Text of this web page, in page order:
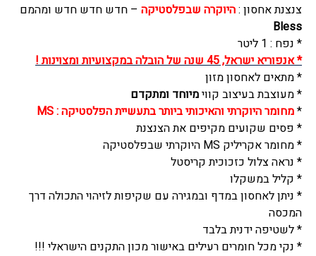
קריסטל,
1
ליטר,
דגם
אולטרה,
בלאס
-
Bless
צנצנת אחסון :היוקרה שבפלסטיקה – חדש חדש חדש ומהמם
Bless
* נפח : 1 ליטר
* אנפוריא ישראל, 45 שנה של הובלה במקצועיות ומצוינות !
* מתאים לאחסון מזון
* מעוצבת בעיצוב קווימיוחד ומתקדם
*מחומר היוקרתי והאיכותי ביותר בתעשיית הפלסטיקה : MS
* פסים שקועים מקיפים את הצנצנת
* מחומר אקריליק MS היוקרתי שבפלסטיקה
* נראה צלול כזכוכית קריסטל
* קליל במשקלו
* ניתן לאחסון במדף ובמגירה עם שקיפות לזיהוי התכולה דרך
המכסה
* לשטיפה ידנית בלבד
* נקי מכל חומרים רעילים באישור מכון התקנים הישראלי !!!